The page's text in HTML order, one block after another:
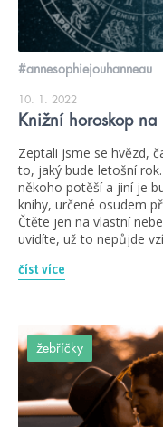
#annesophiejouhanneau
10. 1. 2022
Knižní horoskop
Zeptali jsme se hvězd,
to, jaký bude letošní
někoho potěší a jiní je
knihy, určené osudem
Čtěte jen na vlastní
uvidíte, už to nepůjde
číst více
žebříčky